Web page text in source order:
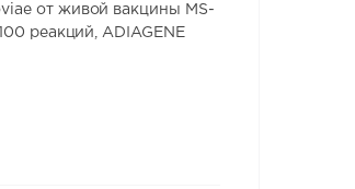
от живой вакцины MS-
реакций, ADIAGENE